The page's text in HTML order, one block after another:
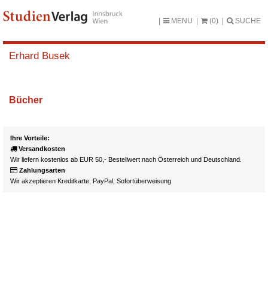
MENU (0) SUCHE
Erhard Busek
Bücher
Ihre Vorteile:
Versandkosten
Wir liefern kostenlos ab EUR 50,- Bestellwert nach Österreich und Deutschland.
Zahlungsarten
Wir akzeptieren Kreditkarte, PayPal, Sofortüberweisung